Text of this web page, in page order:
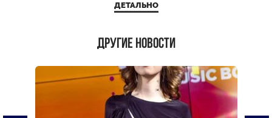
ДЕТАЛЬНО
Другие новости